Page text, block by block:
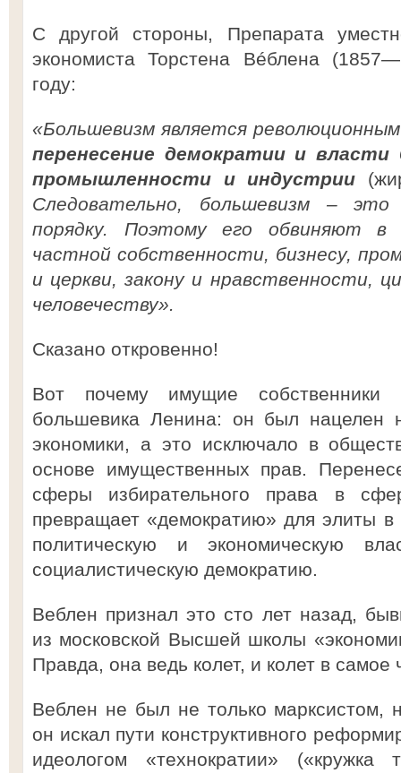
С другой стороны, Препарата
экономиста Торстена Вéблена
году:
«Большевизм является
перенесение демократии и
промышленности и индустрии
Следовательно, большевизм – это
порядку. Поэтому его обвиняют
частной собственности, бизнесу,
и церкви, закону и нравственности,
человечеству».
Сказано откровенно!
Вот почему имущие собственники
большевика Ленина: он был нацелен
экономики, а это исключало в
основе имущественных прав.
сферы избирательного права в
превращает «демократию» для элиты
политическую и экономическую
социалистическую демократию.
Веблен признал это сто лет назад,
из московской Высшей школы
Правда, она ведь колет, и колет в
Веблен не был не только марксистом,
он искал пути конструктивного
идеологом «технократии» («кружка